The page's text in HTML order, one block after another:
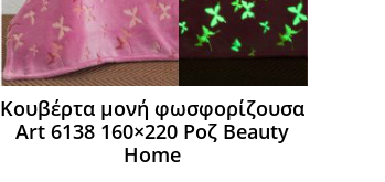
Κουβέρτα μονή φωσφορίζουσα
Art 6138 160×220 Ροζ Beauty
Home